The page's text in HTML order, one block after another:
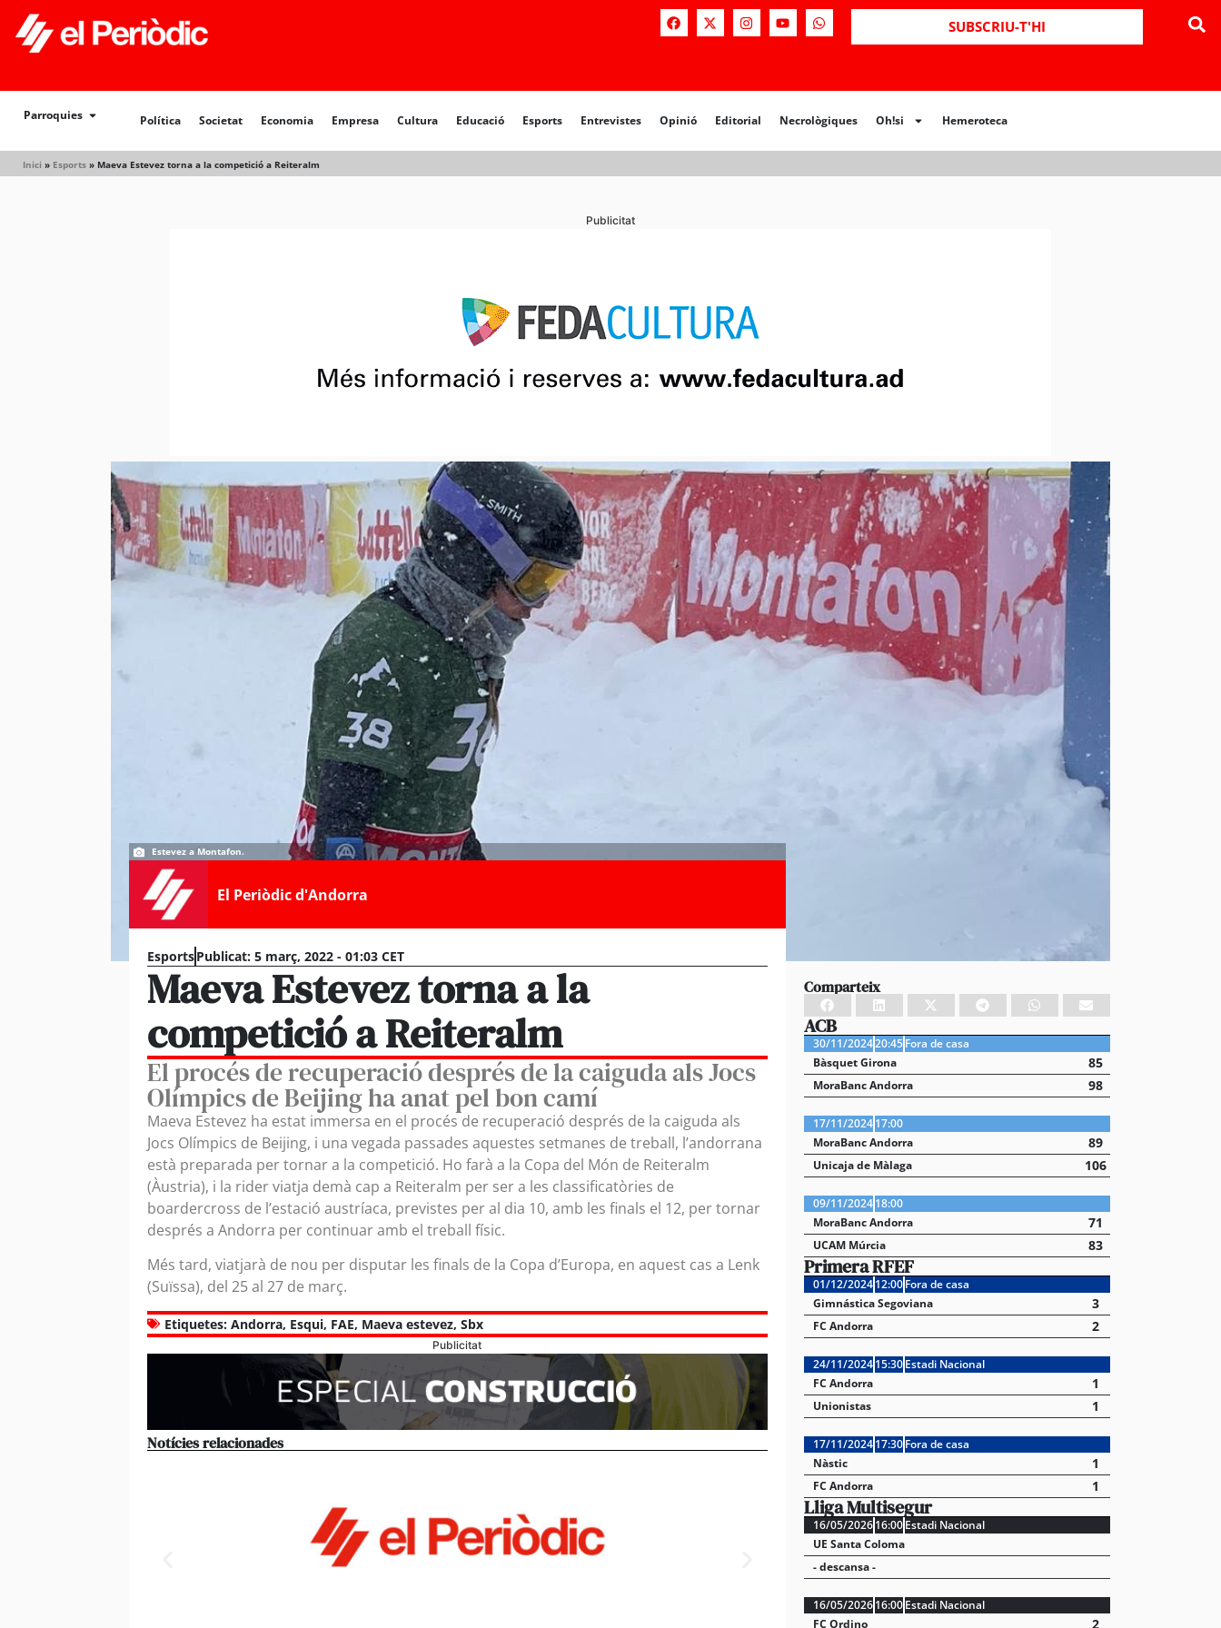
SUBSCRIU-T'HI
Parroquies Política Societat Economia Empresa Cultura Educació Esports Entrevistes Opinió Editorial Necrològiques Oh!si Hemeroteca
Inici » Esports » Maeva Estevez torna a la competició a Reiteralm
Política Societat Opinió Editorial Necrològiques Hemeroteca
Publicitat
Estevez a Montafon.
El Periòdic d'Andorra
EsportsPublicat: 5 març, 2022 - 01:03 CET
Maeva Estevez torna a la
competició a Reiteralm
El procés de recuperació després de la caiguda als Jocs
Olímpics de Beijing ha anat pel bon camí
Maeva Estevez ha estat immersa en el procés de recuperació després de la caiguda als
Jocs Olímpics de Beijing, i una vegada passades aquestes setmanes de treball, l’andorrana
està preparada per tornar a la competició. Ho farà a la Copa del Món de Reiteralm
(Àustria), i la rider viatja demà cap a Reiteralm per ser a les classificatòries de
boardercross de l’estació austríaca, previstes per al dia 10, amb les finals el 12, per tornar
després a Andorra per continuar amb el treball físic.
Més tard, viatjarà de nou per disputar les finals de la Copa d’Europa, en aquest cas a Lenk
(Suïssa), del 25 al 27 de març.
Etiquetes: Andorra, Esqui, FAE, Maeva estevez, Sbx
Publicitat
Notícies relacionades
Comparteix
ACB
30/11/202420:45 Fora de casa
Bàsquet Girona
85
MoraBanc Andorra 98
17/11/2024 17:00
MoraBanc Andorra
89
Unicaja de Màlaga 106
09/11/2024 18:00
MoraBanc Andorra
71
UCAM Múrcia 83
Primera RFEF
01/12/2024 12:00 Fora de casa
Gimnástica Segoviana
3
FC Andorra 2
24/11/2024 15:30 Estadi Nacional
FC Andorra
1
Unionistas 1
17/11/2024 17:30 Fora de casa
Nàstic
1
FC Andorra 1
Lliga Multisegur
16/05/2026 16:00 Estadi Nacional
UE Santa Coloma
- descansa -
16/05/2026 16:00 Estadi Nacional
FC Ordino
2